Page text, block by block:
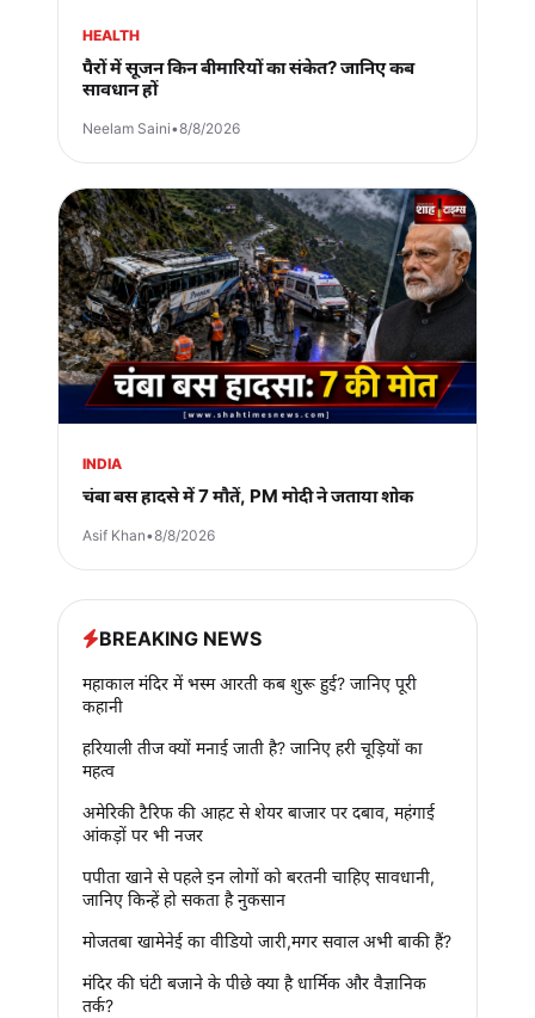
HEALTH
पैरों में सूजन किन बीमारियों का संकेत? जानिए कब
सावधान हों
Neelam Saini•8/8/2026
INDIA
चंबा बस हादसे में 7 मौतें, PM मोदी ने जताया शोक
Asif Khan•8/8/2026
BREAKING NEWS
महाकाल मंदिर में भस्म आरती कब शुरू हुई? जानिए पूरी
कहानी
हरियाली तीज क्यों मनाई जाती है? जानिए हरी चूड़ियों का
महत्व
अमेरिकी टैरिफ की आहट से शेयर बाजार पर दबाव, महंगाई
आंकड़ों पर भी नजर
पपीता खाने से पहले इन लोगों को बरतनी चाहिए सावधानी,
जानिए किन्हें हो सकता है नुकसान
मोजतबा खामेनेई का वीडियो जारी,मगर सवाल अभी बाकी हैं?
मंदिर की घंटी बजाने के पीछे क्या है धार्मिक और वैज्ञानिक
तर्क?